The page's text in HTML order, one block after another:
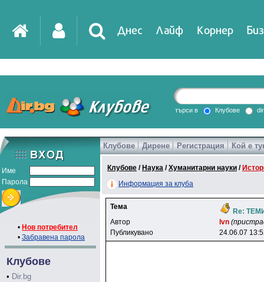
Днес Лайф Корнер
DirTV Impressio
Games
търси в Клубове
Име
Парола
• Нов потребител
• Забравена парола
Клубове
• Dir.bg
Клубове Дирене Регистрация Кой е
Клубове / Наука /Хуманитарни науки /
Информация за клуба
Тема
Re:
Автор
lvn
Публикувано
24.06.07